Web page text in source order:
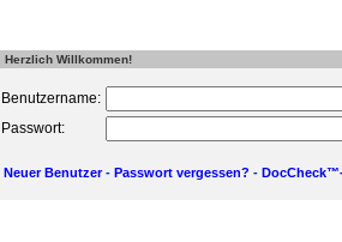
Herzlich Willkommen!
Benutzername:
Passwort:
Neuer Benutzer- Passwort vergessen? -